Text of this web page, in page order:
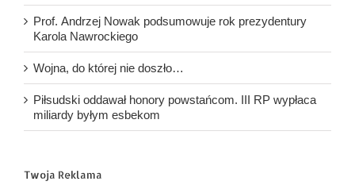
Prof. Andrzej Nowak podsumowuje rok prezydentury
Karola Nawrockiego
Wojna, do której nie doszło…
Piłsudski oddawał honory powstańcom. III RP wypłaca
miliardy byłym esbekom
Twoja Reklama